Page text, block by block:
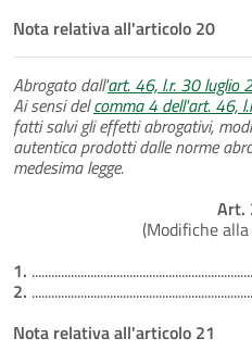
Nota relativa all'articolo 20
Abrogato dall'art. 46, l.r. 30 luglio
Ai sensi delcomma 4 dell'art. 46,
fatti salvi gli effetti abrogativi,
autentica prodotti dalle norme
medesima legge.
Art.
(Modifiche
1.
2.
Nota relativa all'articolo 21